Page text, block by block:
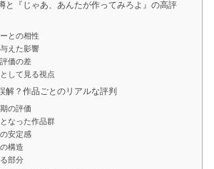
と『じゃあ、あんたが作ってみろよ』の高評
との相性
えた影響
価の差
して見る視点
解？作品ごとのリアルな評判
の評価
なった作品群
安定感
構造
部分